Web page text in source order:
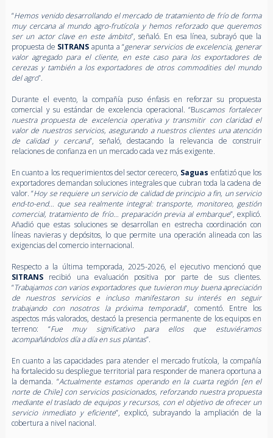
“Hemos venido desarrollando el mercado de tratamiento de frío de forma
muy cercana al mundo agro-frutícola y hemos reforzado que queremos
ser un actor clave en este ámbito”, señaló. En esa línea, subrayó que la
propuesta de SITRANS apunta a “generar servicios de excelencia, generar
valor agregado para el cliente, en este caso para los exportadores de
cerezas y también a los exportadores de otros commodities del mundo
del agro”.
Durante el evento, la compañía puso énfasis en reforzar su propuesta
comercial y su estándar de excelencia operacional. “Buscamos fortalecer
nuestra propuesta de excelencia operativa y transmitir con claridad el
valor de nuestros servicios, asegurando a nuestros clientes una atención
de calidad y cercana”, señaló, destacando la relevancia de construir
relaciones de confianza en un mercado cada vez más exigente.
En cuanto a los requerimientos del sector cerecero, Saguas enfatizó que los
exportadores demandan soluciones integrales que cubran toda la cadena de
valor. “Hoy se requiere un servicio de calidad de principio a fin, un servicio
end-to-end… que sea realmente integral: transporte, monitoreo, gestión
comercial, tratamiento de frío… preparación previa al embarque”, explicó.
Añadió que estas soluciones se desarrollan en estrecha coordinación con
líneas navieras y depósitos, lo que permite una operación alineada con las
exigencias del comercio internacional.
Respecto a la última temporada, 2025-2026, el ejecutivo mencionó que
SITRANSrecibió una evaluación positiva por parte de sus clientes.
“Trabajamos con varios exportadores que tuvieron muy buena apreciación
de nuestros servicios e incluso manifestaron su interés en seguir
trabajando con nosotros la próxima temporada”, comentó. Entre los
aspectos más valorados, destacó la presencia permanente de los equipos en
terreno: “Fue muy significativo para ellos que estuviéramos
acompañándolos día a día en sus plantas”.
En cuanto a las capacidades para atender el mercado frutícola, la compañía
ha fortalecido su despliegue territorial para responder de manera oportuna a
la demanda. “Actualmente estamos operando en la cuarta región [en el
norte de Chile] con servicios posicionados, reforzando nuestra propuesta
mediante el traslado de equipos y recursos, con el objetivo de ofrecer un
servicio inmediato y eficiente”, explicó, subrayando la ampliación de la
cobertura a nivel nacional.